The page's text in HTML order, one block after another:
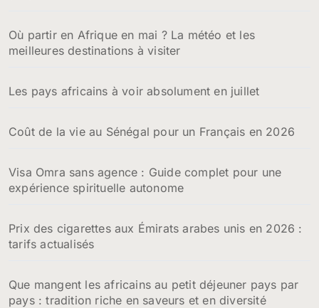
Où partir en Afrique en mai ? La météo et les
meilleures destinations à visiter
Les pays africains à voir absolument en juillet
Coût de la vie au Sénégal pour un Français en 2026
Visa Omra sans agence : Guide complet pour une
expérience spirituelle autonome
Prix des cigarettes aux Émirats arabes unis en 2026 :
tarifs actualisés
Que mangent les africains au petit déjeuner pays par
pays : tradition riche en saveurs et en diversité